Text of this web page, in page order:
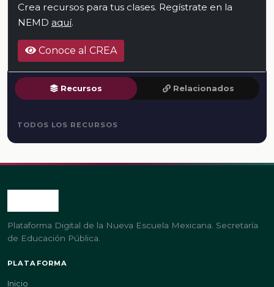
Crea recursos para tus clases. Regístrate en la
NEMD aquí.
Conoce al CREA
Recursos Relacionados
TODOS LOS RECURSOS
Plataforma Digital de la Nueva Escuela Mexicana. Secretaría
de Educación Pública.
PLATAFORMA
Inicio